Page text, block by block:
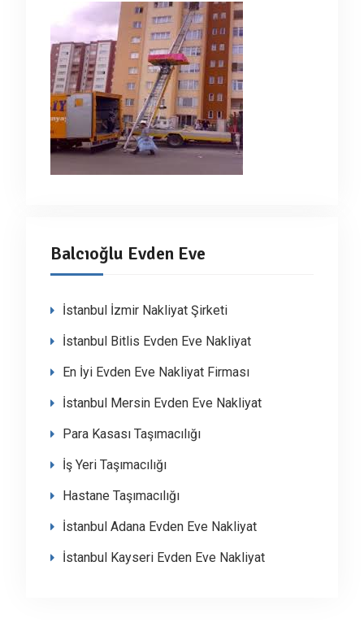
Balcıoğlu Evden Eve
İstanbul İzmir Nakliyat Şirketi
İstanbul Bitlis Evden Eve Nakliyat
En İyi Evden Eve Nakliyat Firması
İstanbul Mersin Evden Eve Nakliyat
Para Kasası Taşımacılığı
İş Yeri Taşımacılığı
Hastane Taşımacılığı
İstanbul Adana Evden Eve Nakliyat
İstanbul Kayseri Evden Eve Nakliyat